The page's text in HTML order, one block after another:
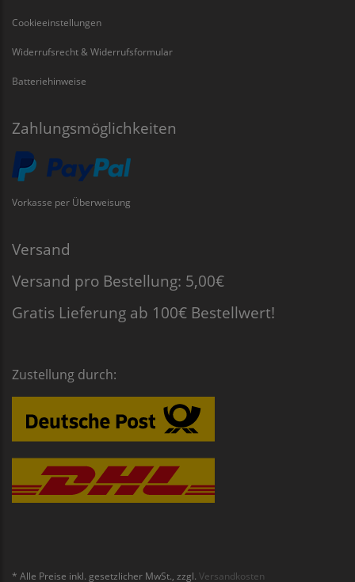
Cookieeinstellungen
Widerrufsrecht & Widerrufsformular
Batteriehinweise
Zahlungsmöglichkeiten
Vorkasse per Überweisung
Versand
Versand pro Bestellung: 5,00€
Gratis Lieferung ab 100€ Bestellwert!
Zustellung durch:
* Alle Preise inkl. gesetzlicher MwSt., zzgl. Versandkosten